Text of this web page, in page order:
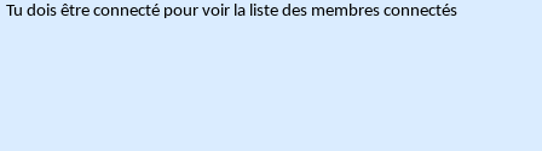
Tu dois être connecté pour voir la liste des membres connectés